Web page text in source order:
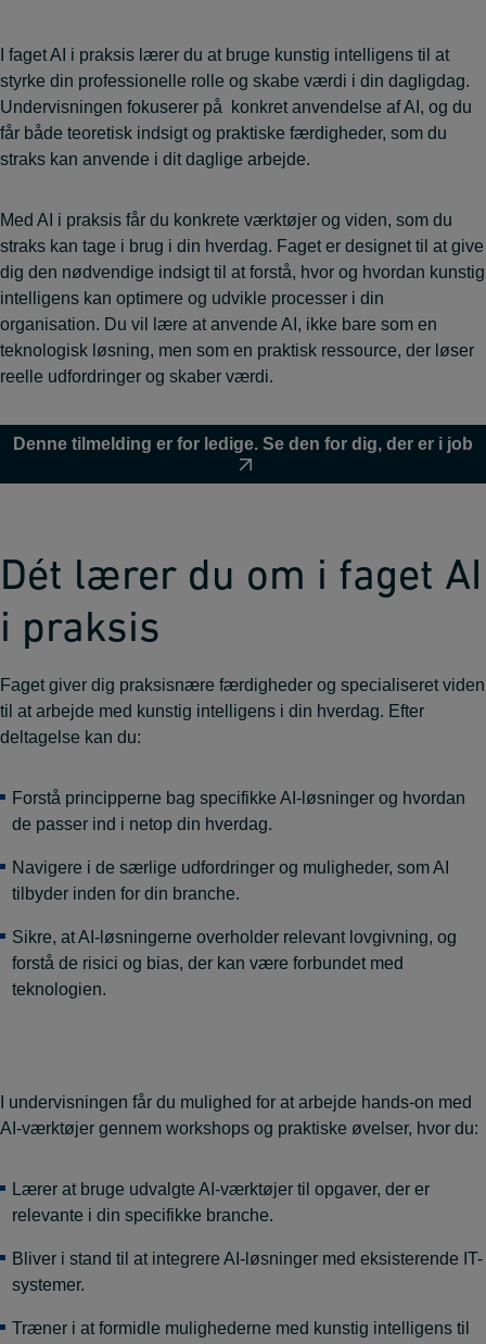
I faget AI i praksis lærer du at bruge kunstig intelligens til at
styrke din professionelle rolle og skabe værdi i din dagligdag.
Undervisningen fokuserer på konkret anvendelse af AI, og du
får både teoretisk indsigt og praktiske færdigheder, som du
straks kan anvende i dit daglige arbejde.
Med AI i praksis får du konkrete værktøjer og viden, som du
straks kan tage i brug i din hverdag. Faget er designet til at give
dig den nødvendige indsigt til at forstå, hvor og hvordan kunstig
intelligens kan optimere og udvikle processer i din
organisation. Du vil lære at anvende AI, ikke bare som en
teknologisk løsning, men som en praktisk ressource, der løser
reelle udfordringer og skaber værdi.
Denne tilmelding er for ledige. Se den for dig, der er i job
Dét lærer du om i faget AI
i praksis
Faget giver dig praksisnære færdigheder og specialiseret viden
til at arbejde med kunstig intelligens i din hverdag. Efter
deltagelse kan du:
Forstå principperne bag specifikke AI-løsninger og hvordan
de passer ind i netop din hverdag.
Navigere i de særlige udfordringer og muligheder, som AI
tilbyder inden for din branche.
Sikre, at AI-løsningerne overholder relevant lovgivning, og
forstå de risici og bias, der kan være forbundet med
teknologien.
I undervisningen får du mulighed for at arbejde hands-on med
AI-værktøjer gennem workshops og praktiske øvelser, hvor du:
Lærer at bruge udvalgte AI-værktøjer til opgaver, der er
relevante i din specifikke branche.
Bliver i stand til at integrere AI-løsninger med eksisterende IT-
systemer.
Træner i at formidle mulighederne med kunstig intelligens til